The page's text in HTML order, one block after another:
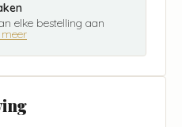
elke bestelling aan
meer